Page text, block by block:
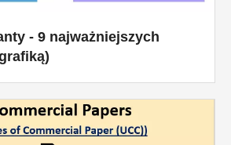
- 9 najważniejszych